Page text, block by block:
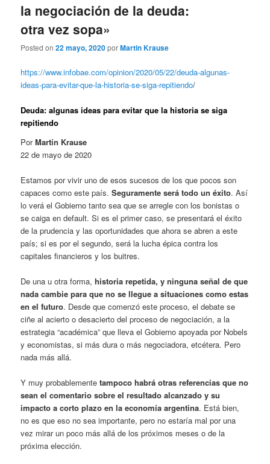
la negociación de la deuda:
otra vez sopa»
Posted on22 mayo, 2020porMartin Krause
https://www.infobae.com/opinion/2020/05/22/deuda-algunas-
ideas-para-evitar-que-la-historia-se-siga-repitiendo/
Deuda: algunas ideas para evitar que la historia se siga
repitiendo
PorMartín Krause
22 de mayo de 2020
Estamos por vivir uno de esos sucesos de los que pocos son
capaces como este país.Seguramente será todo un éxito. Así
lo verá el Gobierno tanto sea que se arregle con los bonistas o
se caiga en default. Si es el primer caso, se presentará el éxito
de la prudencia y las oportunidades que ahora se abren a este
país; si es por el segundo, será la lucha épica contra los
capitales financieros y los buitres.
De una u otra forma,historia repetida, y ninguna señal de que
nada cambie para que no se llegue a situaciones como estas
en el futuro. Desde que comenzó este proceso, el debate se
ciñe al acierto o desacierto del proceso de negociación, a la
estrategia “académica” que lleva el Gobierno apoyada por Nobels
y economistas, si más dura o más negociadora, etcétera. Pero
nada más allá.
Y muy probablemente tampoco habrá otras referencias que no
sean el comentario sobre el resultado alcanzado y su
impacto a corto plazo en la economía argentina. Está bien,
no es que eso no sea importante, pero no estaría mal por una
vez mirar un poco más allá de los próximos meses o de la
próxima elección.